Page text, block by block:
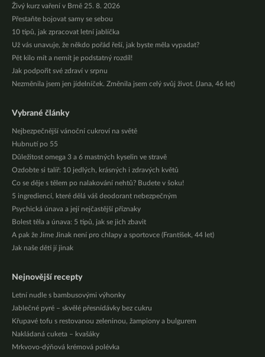
Živý kurz vaření v Brně 25. 8. 2026
Přestaňte bojovat samy se sebou
10 tipů, jak zpracovat letní jablíčka
Už vás unavuje, že někdo pořád řeší, jak byste měla vypadat?
Pět kilo mít a nemít je podstatný rozdíl!
Jak podpořit své zdraví v srpnu
Nezměnila jsem jen jídelníček. Změnila jsem celý svůj život. (Jana, 46 let)
Vybrané články
Nejbezpečnější vánoční cukroví na světě
Hubnutí po 55
Důležitost omega 3 a 6 mastných kyselin ve stravě
Ozdobte si talíř: 10 jedlých, krásných i zdravých květů
Co se děje s tělem po nalakování nehtů? Budete v šoku!
5 ingrediencí, které dělá váš deodorant nebezpečným
Psychická únava a její nejčastější příznaky
Bolest těla a únava: 5 tipů, jak se jich zbavit
A pak že Jíme Jinak není pro chlapy a sportovce (František, 44 let)
Jak naše děti jí jinak
Nejnovější recepty
Letní nudle s bambusovými výhonky
Jablečné pyré – skvělé přesnídávky bez cukru
Křupavé tofu s restovanou zeleninou, žampiony a bulgurem
Nakládaná cuketa – kvašáky
Mrkvovo-dýňová krémová polévka